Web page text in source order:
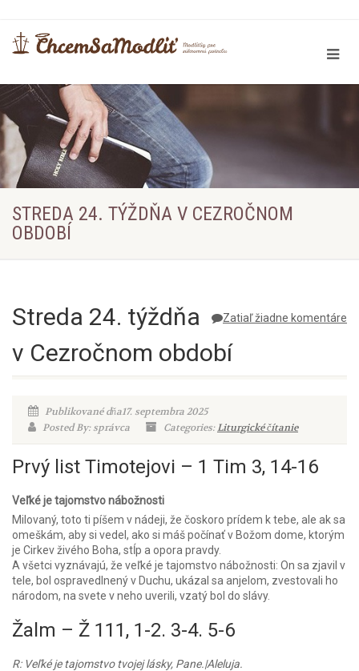
STREDA 24. TÝŽDŇA V CEZROČNOM
OBDOBÍ
Zatiaľ žiadne komentáre
Streda 24. týždňa
v Cezročnom období
Publikované dňa17. septembra 2025
Posted By: správca
Categories:Liturgické čítanie
Prvý list Timotejovi – 1 Tim 3, 14-16
Veľké je tajomstvo nábožnosti
Milovaný, toto ti píšem v nádeji, že čoskoro prídem k tebe, ale ak sa
omeškám, aby si vedel, ako si máš počínať v Božom dome, ktorým
je Cirkev živého Boha, stĺp a opora pravdy.
A všetci vyznávajú, že veľké je tajomstvo nábožnosti: On sa zjavil v
tele, bol ospravedlnený v Duchu, ukázal sa anjelom, zvestovali ho
národom, na svete v neho uverili, vzatý bol do slávy.
Žalm – Ž 111, 1-2. 3-4. 5-6
R: Veľké je tajomstvo tvojej lásky, Pane.|Aleluja.